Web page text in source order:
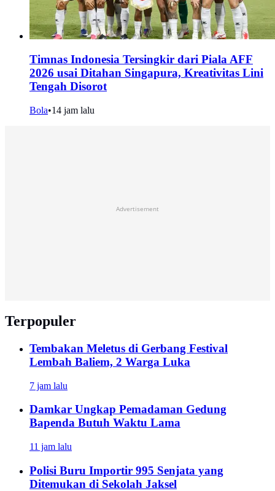
Timnas Indonesia Tersingkir dari Piala AFF
2026 usai Ditahan Singapura, Kreativitas Lini
Tengah Disorot
Bola•14 jam lalu
Advertisement
Terpopuler
Tembakan Meletus di Gerbang Festival
Lembah Baliem, 2 Warga Luka
7 jam lalu
Damkar Ungkap Pemadaman Gedung
Bapenda Butuh Waktu Lama
11 jam lalu
Polisi Buru Importir 995 Senjata yang
Ditemukan di Sekolah Jaksel